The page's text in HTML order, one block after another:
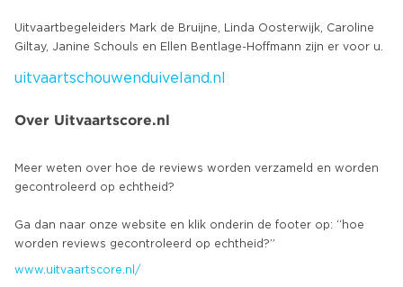
Uitvaartbegeleiders Mark de Bruijne, Linda Oosterwijk, Caroline
uitvaartschouwenduiveland.nl
Over Uitvaartscore.nl
Meer weten over hoe de reviews worden verzameld en worden
gecontroleerd op echtheid?
Ga dan naar onze website en klik onderin de footer op: “hoe
www.uitvaartscore.nl/